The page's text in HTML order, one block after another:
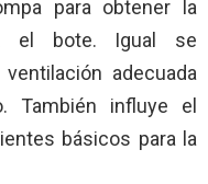
para obtener la
el bote. Igual se
adecuada
También influye el
básicos para la